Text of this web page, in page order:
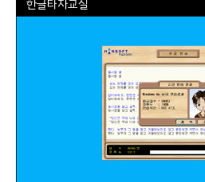
한글타자교실